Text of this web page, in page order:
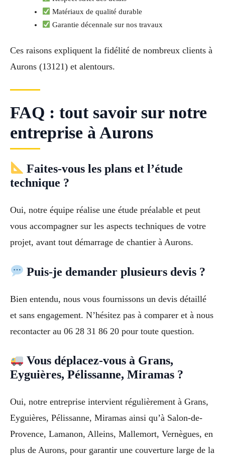
Matériaux de qualité durable
Garantie décennale sur nos travaux
Ces raisons expliquent la fidélité de nombreux clients à
Aurons (13121) et alentours.
FAQ : tout savoir sur notre
entreprise à Aurons
Faites-vous les plans et l’étude
technique ?
Oui, notre équipe réalise une étude préalable et peut
vous accompagner sur les aspects techniques de votre
projet, avant tout démarrage de chantier à Aurons.
Puis-je demander plusieurs devis ?
Bien entendu, nous vous fournissons un devis détaillé
et sans engagement. N’hésitez pas à comparer et à nous
recontacter au 06 28 31 86 20 pour toute question.
Vous déplacez-vous à Grans,
Eyguières, Pélissanne, Miramas ?
Oui, notre entreprise intervient régulièrement à Grans,
Eyguières, Pélissanne, Miramas ainsi qu’à Salon-de-
Provence, Lamanon, Alleins, Mallemort, Vernègues, en
plus de Aurons, pour garantir une couverture large de la